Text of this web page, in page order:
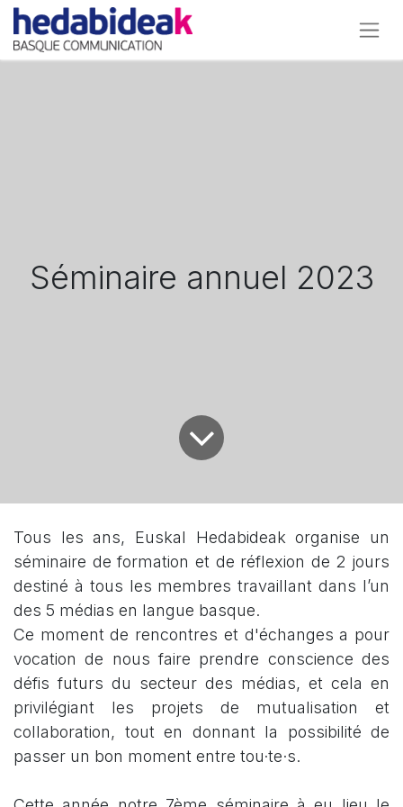
Séminaire annuel 2023
Tous les ans, Euskal Hedabideak organise un
séminaire de formation et de réflexion de 2 jours
destiné à tous les membres travaillant dans l’un
des 5 médias en langue basque.
Ce moment de rencontres et d'échanges a pour
vocation de nous faire prendre conscience des
défis futurs du secteur des médias, et cela en
privilégiant les projets de mutualisation et
collaboration, tout en donnant la possibilité de
passer un bon moment entre tou·te·s.